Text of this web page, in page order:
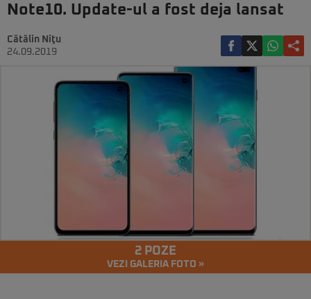
Note10. Update-ul a fost deja lansat
Cătălin Niţu
24.09.2019
2 POZE
VEZI GALERIA FOTO »